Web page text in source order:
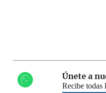
Únete a
Recibe todas